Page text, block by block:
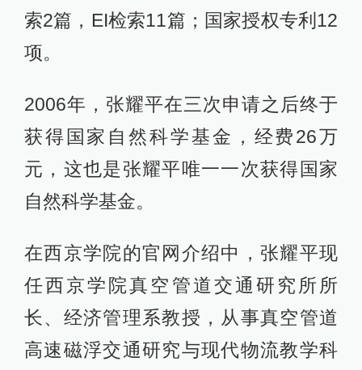
索2篇，EI检索11篇；国家授权专利12
项。
2006年，张耀平在三次申请之后终于
获得国家自然科学基金，经费26万
元，这也是张耀平唯一一次获得国家
自然科学基金。
在西京学院的官网介绍中，张耀平现
任西京学院真空管道交通研究所所
长、经济管理系教授，从事真空管道
高速磁浮交通研究与现代物流教学科